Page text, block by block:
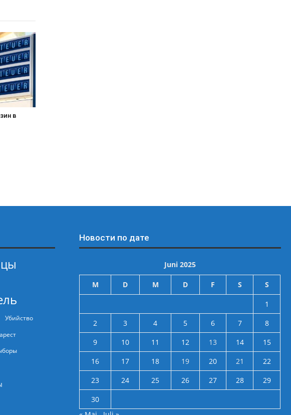
в
Убийство
арест
Новости по дате
Juni 2025
M D M D F S S
1
2
3 4 5 6 7
8
9
10 11 12 13 14
15
16
17 18 19 20 21
22
23
24 25 26 27 28
29
30